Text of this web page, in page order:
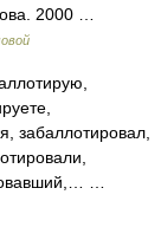
2000 …
забаллотировал,
…